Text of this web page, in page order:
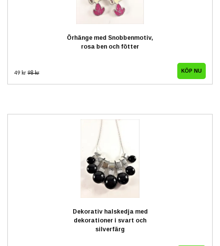
Örhänge med Snobbenmotiv,
rosa ben och fötter
49 kr 98 kr
Dekorativ halskedja med
dekorationer i svart och
silverfärg